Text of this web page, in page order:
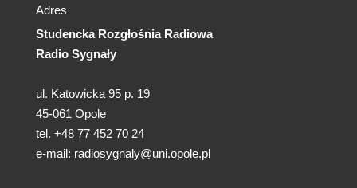
Adres
Studencka Rozgłośnia Radiowa
Radio Sygnały
ul. Katowicka 95 p. 19
45-061 Opole
tel. +48 77 452 70 24
e-mail: radiosygnaly@uni.opole.pl